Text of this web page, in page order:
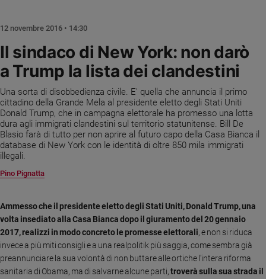
Fede
e
spiritualità
Devozione
e
fede
Parola
del
giorno
Società
e
Ambiente
Il sindaco di New York: non darò
a Trump la lista dei clandestini
Una sorta di disobbedienza civile. E' quella che annuncia il primo
cittadino della Grande Mela al presidente eletto degli Stati Uniti
Donald Trump, che in campagna elettorale ha promesso una lotta
dura agli immigrati clandestini sul territorio statunitense. Bill De
Blasio farà di tutto per non aprire al futuro capo della Casa Bianca il
database di New York con le identità di oltre 850 mila immigrati
illegali.
Pino Pignatta
12 novembre 2016 • 14:30
Ammesso che il presidente eletto degli Stati Uniti, Donald Trump, una
volta insediato alla Casa Bianca dopo il giuramento del 20 gennaio
2017, realizzi in modo concreto le promesse elettorali, e non si riduca
invece a più miti consigli e a una realpolitik più saggia, come sembra già
preannunciare la sua volontà di non buttare alle ortiche l'intera riforma
sanitaria di Obama, ma di salvarne alcune parti,troverà sulla sua strada il